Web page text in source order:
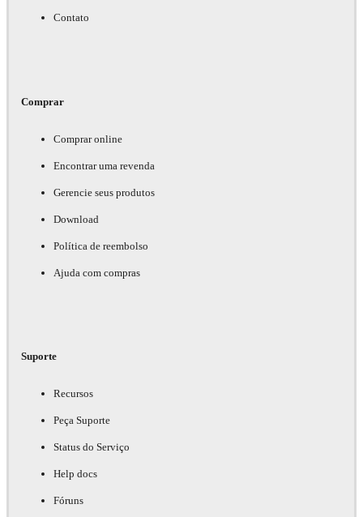
Contato
Comprar
Comprar online
Encontrar uma revenda
Gerencie seus produtos
Download
Política de reembolso
Ajuda com compras
Suporte
Recursos
Peça Suporte
Status do Serviço
Help docs
Fóruns